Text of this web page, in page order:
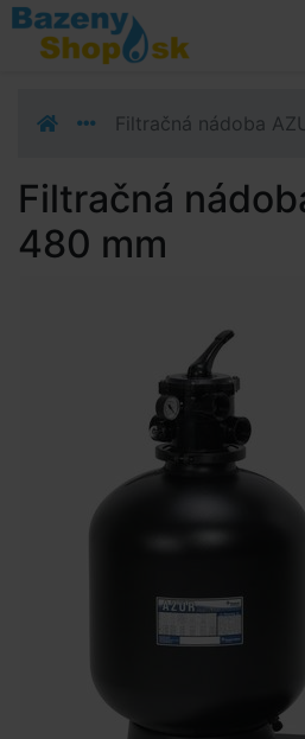
Prejsť k navigácii
Prejsť na obsah
Prejsť k bočnému stĺpci
Filtračná nádoba
Filtračná
480 mm